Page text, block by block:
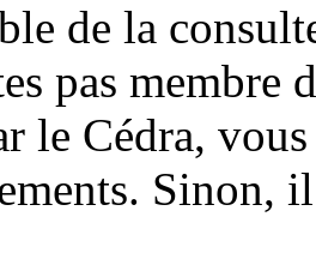
de la
pas membre
le Cédra,
Sinon,